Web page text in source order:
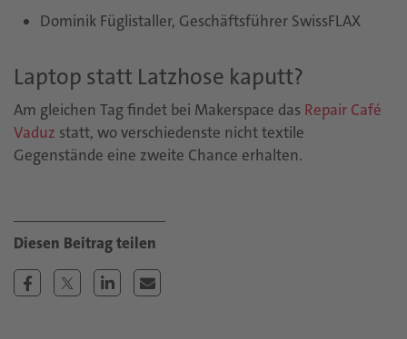
Dominik Füglistaller, Geschäftsführer SwissFLAX
Laptop statt Latzhose kaputt?
Am gleichen Tag findet bei Makerspace das Repair Café
Vaduz statt, wo verschiedenste nicht textile
Gegenstände eine zweite Chance erhalten.